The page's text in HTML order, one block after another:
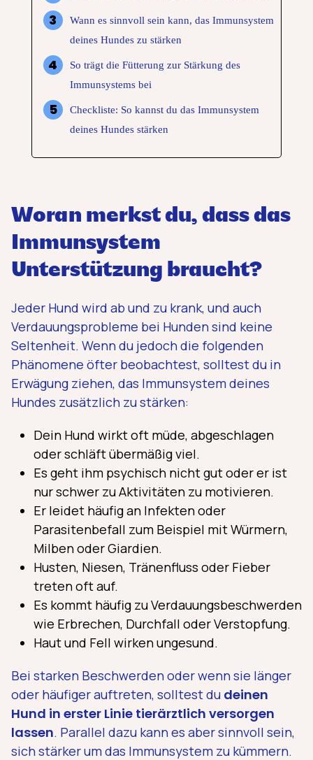
Wann es sinnvoll sein kann, das Immunsystem
deines Hundes zu stärken
So trägt die Fütterung zur Stärkung des
Immunsystems bei
Checkliste: So kannst du das Immunsystem
deines Hundes stärken
Woran merkst du, dass das
Immunsystem
Unterstützung braucht?
Jeder Hund wird ab und zu krank, und auch
Verdauungsprobleme bei Hunden sind keine
Seltenheit. Wenn du jedoch die folgenden
Phänomene öfter beobachtest, solltest du in
Erwägung ziehen, das Immunsystem deines
Hundes zusätzlich zu stärken:
Dein Hund wirkt oft müde, abgeschlagen
oder schläft übermäßig viel.
Es geht ihm psychisch nicht gut oder er ist
nur schwer zu Aktivitäten zu motivieren.
Er leidet häufig an Infekten oder
Parasitenbefall zum Beispiel mit Würmern,
Milben oder Giardien.
Husten, Niesen, Tränenfluss oder Fieber
treten oft auf.
Es kommt häufig zu Verdauungsbeschwerden
wie Erbrechen, Durchfall oder Verstopfung.
Haut und Fell wirken ungesund.
Bei starken Beschwerden oder wenn sie länger
oder häufiger auftreten, solltest du deinen
Hund in erster Linie tierärztlich versorgen
lassen. Parallel dazu kann es aber sinnvoll sein,
sich stärker um das Immunsystem zu kümmern.